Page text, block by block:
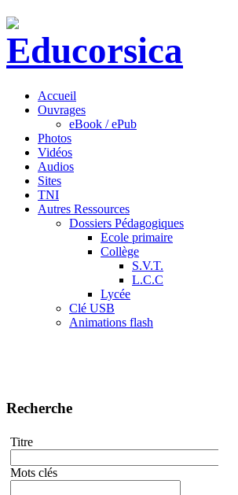
Accueil
Ouvrages
eBook / ePub
Photos
Vidéos
Audios
Sites
TNI
Autres Ressources
Dossiers Pédagogiques
Ecole primaire
Collège
S.V.T.
L.C.C
Lycée
Clé USB
Animations flash
Recherche
Titre
Mots clés